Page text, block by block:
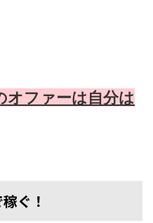
オファーは自分は
ぐ！